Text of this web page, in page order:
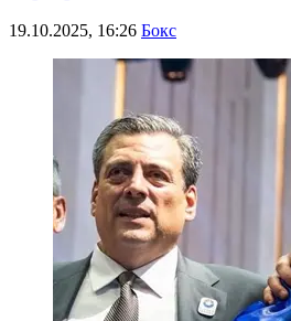
19.10.2025, 16:26 Бокс